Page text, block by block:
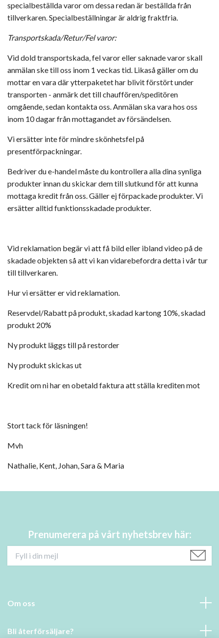
specialbeställda varor om dessa redan är beställda från
tillverkaren. Specialbeställningar är aldrig fraktfria.
Transportskada/Retur/Fel varor:
Vid dold transportskada, fel varor eller saknade varor skall
anmälan ske till oss inom 1 veckas tid. Likaså gäller om du
mottar en vara där ytterpaketet har blivit förstört under
transporten - anmärk det till chauffören/speditören
omgående, sedan kontakta oss. Anmälan ska vara hos oss
inom 10 dagar från mottagandet av försändelsen.
Vi ersätter inte för mindre skönhetsfel på
presentförpackningar.
Bedriver du e-handel måste du kontrollera alla dina synliga
produkter innan du skickar dem till slutkund för att kunna
mottaga kredit från oss. Gäller ej förpackade produkter. Vi
ersätter alltid funktionsskadade produkter.
Vid reklamation begär vi att få bild eller ibland video på de
skadade objekten så att vi kan vidarebefordra detta i vår tur
till tillverkaren.
Hur vi ersätter er vid reklamation.
Reservdel/Rabatt på produkt, skadad kartong 10%, skadad
produkt 20%
Ny produkt läggs till på restorder
Ny produkt skickas ut
Kredit om ni har en obetald faktura att ställa krediten mot
Stort tack för läsningen!
Mvh
Nathalie, Kent, Johan, Sara & Maria
Prenumerera på vårt nyhetsbrev här:
Om oss
Bli återförsäljare?